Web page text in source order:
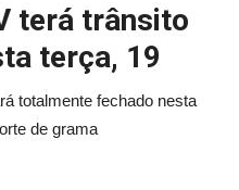
terá trânsito
terça, 19
totalmente fechado nesta
de grama